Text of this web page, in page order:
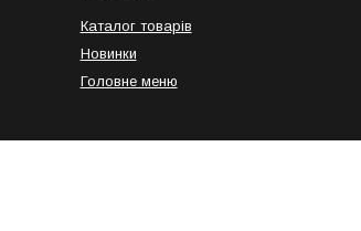
Каталог товарів
Новинки
Головне меню